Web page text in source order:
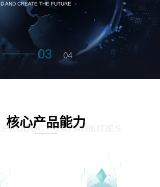
AND CREATE THE FUTURE
03 04
核心产品能力
PRODUCT CAPABILITIES